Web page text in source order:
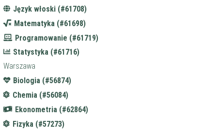
Język włoski (#61708)
Matematyka (#61698)
Programowanie (#61719)
Statystyka (#61716)
Warszawa
Biologia (#56874)
Chemia (#56084)
Ekonometria (#62864)
Fizyka (#57273)